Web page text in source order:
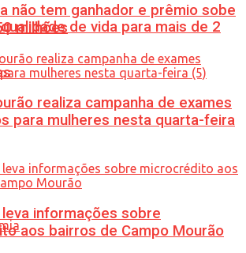
de vida para mais de 2
não tem ganhador e prêmio sobe
milhões
realiza campanha de exames
para mulheres nesta quarta-feira
informações sobre
aos bairros de Campo Mourão